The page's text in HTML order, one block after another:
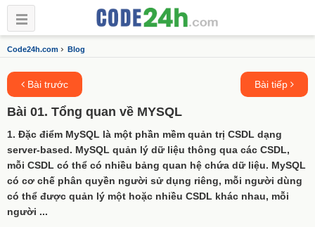
Code24h.com › Blog
Bài trước Bài tiếp
Bài 01. Tổng quan về MYSQL
1. Đặc điểm MySQL là một phần mềm quản trị CSDL dạng
server-based. MySQL quản lý dữ liệu thông qua các CSDL,
mỗi CSDL có thể có nhiều bảng quan hệ chứa dữ liệu. MySQL
có cơ chế phân quyền người sử dụng riêng, mỗi người dùng
có thể được quản lý một hoặc nhiều CSDL khác nhau, mỗi
người ...